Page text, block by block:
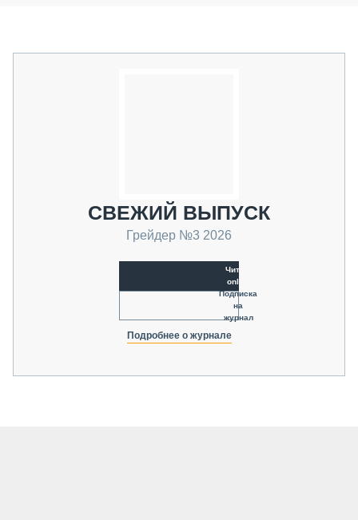
СВЕЖИЙ ВЫПУСК
Грейдер №3 2026
Читать
online
Подписка
на
журнал
Подробнее о журнале